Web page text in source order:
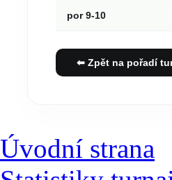
por 9-10
⬅ Zpět na pořadí
Úvodní strana